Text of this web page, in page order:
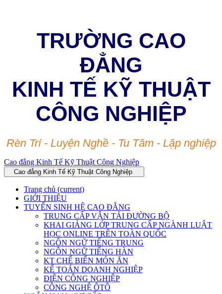
TRƯỜNG CAO
ĐẲNG
KINH TẾ KỸ THUẬT
CÔNG NGHIỆP
Rèn Trí - Luyện Nghề - Tu Tâm - Lập nghiệp
Cao đẳng Kinh Tế Kỹ Thuật Công Nghiệp
Cao đẳng Kinh Tế Kỹ Thuật Công Nghiệp
Trang chủ (current)
GIỚI THIỆU
TUYỂN SINH HỆ CAO ĐẲNG
TRUNG CẤP VẬN TẢI ĐƯỜNG BỘ
KHAI GIẢNG LỚP TRUNG CẤP NGÀNH LUẬT
HỌC ONLINE TRÊN TOÀN QUỐC
NGÔN NGỮ TIẾNG TRUNG
NGÔN NGỮ TIẾNG HÀN
KT CHẾ BIẾN MÓN ĂN
KẾ TOÁN DOANH NGHIỆP
ĐIỆN CÔNG NGHIỆP
CÔNG NGHỆ ÔTÔ